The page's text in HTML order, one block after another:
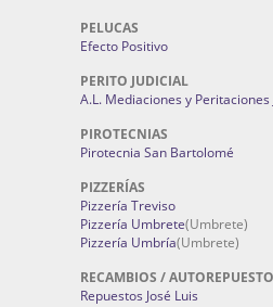
PELUCAS
Efecto Positivo
PERITO JUDICIAL
A.L. Mediaciones y Peritaciones
PIROTECNIAS
Pirotecnia San Bartolomé
PIZZERÍAS
Pizzería Treviso
Pizzería Umbrete(Umbrete)
Pizzería Umbría(Umbrete)
RECAMBIOS /
Repuestos José Luis